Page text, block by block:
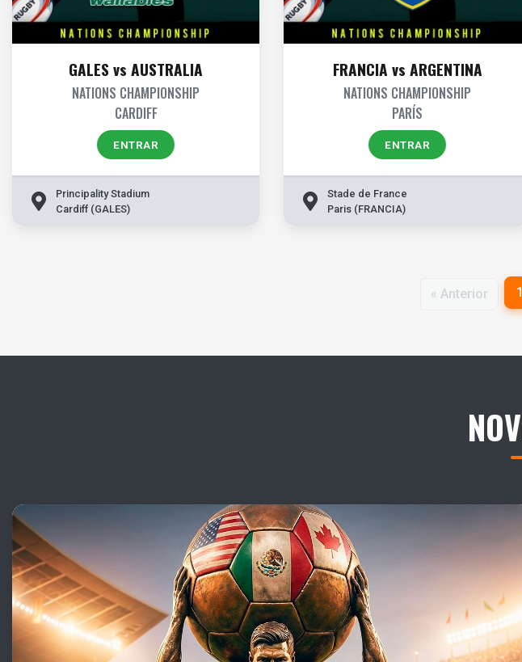
GALES vs AUSTRALIA
NATIONS CHAMPIONSHIP
CARDIFF
ENTRAR
Principality Stadium
Cardiff (GALES)
FRANCIA vs ARGENTINA
NATIONS CHAMPIONSHIP
PARÍS
ENTRAR
Stade de France
Paris (FRANCIA)
« Anterior 1